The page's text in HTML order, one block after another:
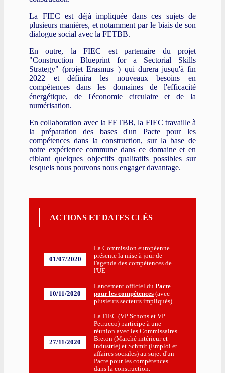
La FIEC est déjà impliquée dans ces sujets de
plusieurs manières, et notamment par le biais de son
dialogue social avec la FETBB.
En outre, la FIEC est partenaire du projet
"Construction Blueprint for a Sectorial Skills
Strategy" (projet Erasmus+) qui durera jusqu'à fin
2022 et définira les nouveaux besoins en
compétences dans les domaines de l'efficacité
énergétique, de l'économie circulaire et de la
numérisation.
En collaboration avec la FETBB, la FIEC travaille à
la préparation des bases d'un Pacte pour les
compétences dans la construction, sur la base de
notre expérience commune dans ce domaine et en
ciblant quelques objectifs qualitatifs possibles sur
lesquels nous pouvons nous engager davantage.
ACTIONS ET DATES CLÉS
01/07/2020
La Commission européenne
présente la mise à jour de
l'agenda des compétences de
l'UE
10/11/2020
Lancement officiel du Pacte
pour les compétences (avec
plusieurs secteurs impliqués)
27/11/2020
La FIEC (VP Schons et VP
Petrucco) participe à une
réunion avec les Commissaires
Breton (Marché intérieur et
industrie) et Schmit (Emploi et
affaires sociales) au sujet d'un
Pacte pour les compétences
dans la construction.